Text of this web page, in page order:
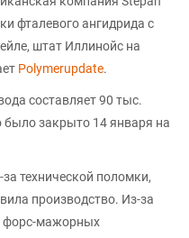
фталевого ангидрида с
штат Иллинойс на
Polymerupdate.
составляет 90 тыс.
было закрыто 14 января на
за технической поломки,
производство. Из-за
форс-мажорных